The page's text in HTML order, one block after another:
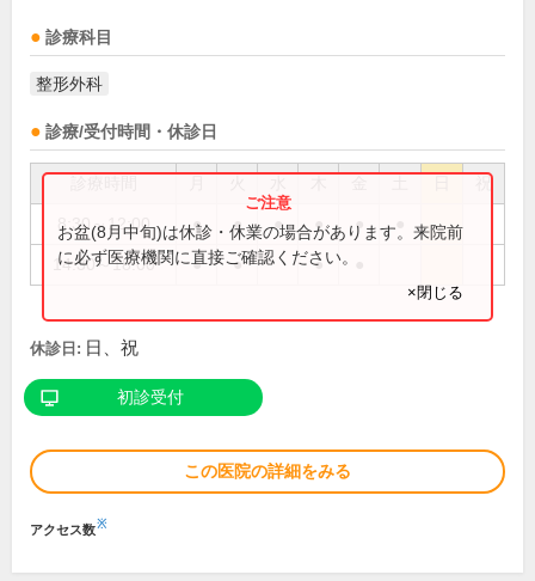
診療科目
整形外科
診療/受付時間・休診日
祝
8:30～12:00 ● ● ● ● ●
14:30～18:00 ● ● ●
お盆(8月中旬)は休診・休業の場合があります。来院前
に必ず医療機関に直接ご確認ください。
×閉じる
休診日: 日、祝
初診受付
この医院の詳細をみる
アクセス数※